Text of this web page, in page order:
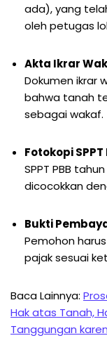
ada), yang
oleh petugas
Akta Ikrar
Dokumen ikrar
bahwa tanah
sebagai wakaf.
Fotokopi
SPPT PBB
dicocokkan
Bukti
Pemohon
pajak sesuai
Baca Lainnya:
Hak atas Tanah,
Tanggungan